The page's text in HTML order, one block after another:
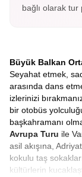
bağlı olarak tur
Büyük Balkan
Seyahat etmek,
arasında dans
izlerinizi
bir otobüs
başkahramanı
Avrupa Turu ile
asil akışına,
kokulu taş
kültürlerin